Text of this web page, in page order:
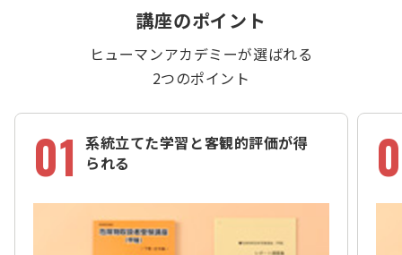
講座のポイント
ヒューマンアカデミーが選ばれる
2つのポイント
01 系統立てた学習と客観的評価が得
られる